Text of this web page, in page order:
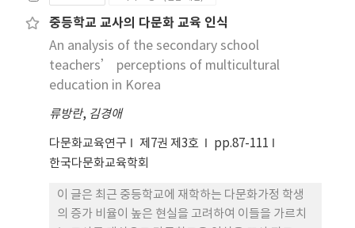
의 차별과 편견의 시선을 내면화하지 않도록 자신부
터 이러한 차별과 편견으로부터 벗어나고자 하였다.
이상을 기초로 방글라데시 출신 결혼이주민 남성이
속한 국제결혼가정의 이주경제적 맥락, 문화적 맥락,
사회적 맥락, 가정적 맥락과 그 구성원들의 삶과 교육
정 및 다문화 일반에 관한 정책적, 학술적, 교육적 시
사점을 도출하였다.
담화의 서술 행위 등을 종합적으로 살펴봄으로써 다
문화 주체들을 표상하는 방식과 미디어가 제시하는
다문화 가치를 파악하였다. 각 에피소드는 시어머니
와 며느리 두 여성에게 초점이 맞추어져 있고, 다른 등
장인물들은 평면적으로 그려져 있거나 부재하고 있었
에게 있음을 내포한다. 담화의 서술행위에서는 며느
리를 ‘외부자’, ‘떠나온 자’, ‘정착한 자’로,
시어머니를 ‘지지자’, ‘반대자’, ‘동행자’로
민 혹은 여성을 바라보는 편향이 매개 되어 있다. 또
한, 내레이터를 통해 이 담론을 강화하는 경향이 있었
중등학교 교사의 다문화 교육 인식
An analysis of the secondary school
teachers’ perceptions of multicultural
education in Korea
류방란, 김경애
다문화교육연구 제7권 제3호
pp.87-111
한국다문화교육학회
이 글은 최근 중등학교에 재학하는 다문화가정 학생
의 증가 비율이 높은 현실을 고려하여 이들을 가르치